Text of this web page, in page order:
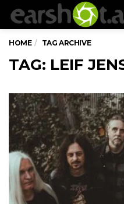
HOME TAG ARCHIVE
TAG: LEIF